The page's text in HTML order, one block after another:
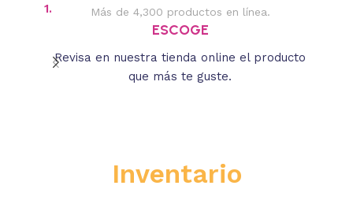
1. Más de 4,300 productos en línea.
ESCOGE
Revisa en nuestra tienda online el producto
que más te guste.
Inventario